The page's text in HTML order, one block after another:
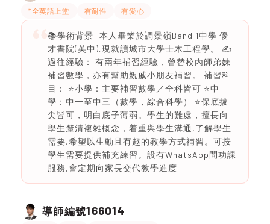
*全英語上堂 有耐性 有愛心
📚學術背景: 本人畢業於調景嶺Band 1中學 優
才書院(英中),現就讀城市大學士木工程學。 ✍️
過往經驗： 有兩年補習經驗，曾替校內師弟妹
補習數學，亦有幫助親戚小朋友補習。 補習科
目： ⭐️小學：主要補習數學／全科皆可 ⭐️中
學：中一至中三（數學，綜合科學） ⭐️保底拔
尖皆可，明白底子薄弱。學生的難處，擅長向
學生釐清複雜概念，着重與學生溝通,了解學生
需要,希望以生動且有趣的教學方式補習。可按
學生需要提供補充練習。設有WhatsApp問功課
服務,會定期向家長交代教學進度
導師編號166014